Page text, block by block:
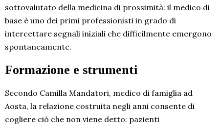
sottovalutato della medicina di prossimità: il medico di
base è uno dei primi professionisti in grado di
intercettare segnali iniziali che difficilmente emergono
spontaneamente.
Formazione e strumenti
Secondo Camilla Mandatori, medico di famiglia ad
Aosta, la relazione costruita negli anni consente di
cogliere ciò che non viene detto: pazienti